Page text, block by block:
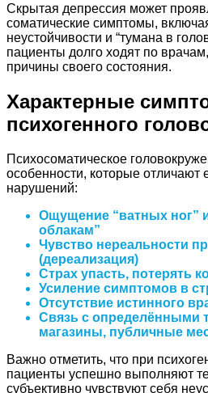
Скрытая депрессия может
соматические симптомы,
неустойчивости и “тумана в
пациенты долго ходят по
причины своего состояния.
Характерные
психогенного
Психосоматическое
особенности, которые отличают
нарушений:
Ощущение “ватных ног”
облакам”
Чувство нереальности
(дереализация)
Страх упасть, потерять
Усиление симптомов в
Отсутствие истинного
Связь с определёнными
магазины, публичные
Важно отметить, что при
пациенты успешно выполняют
субъективно чувствуют себя